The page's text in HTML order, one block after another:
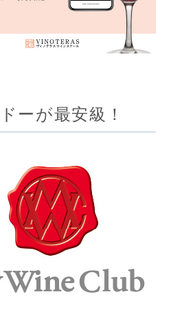
ーが最安級！